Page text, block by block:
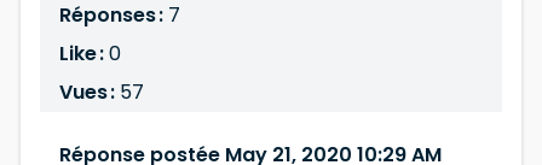
Réponses : 7
Like :0
Vues : 57
Réponse postée May 21, 2020 10:29 AM